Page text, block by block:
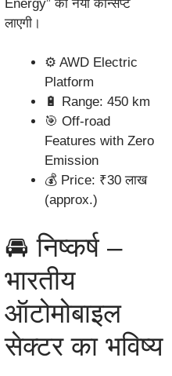
Energy” का नया कॉन्सेप्ट
लाएगी।
⚙️ AWD Electric
Platform
🔋 Range: 450 km
🎯 Off-road
Features with Zero
Emission
💰 Price: ₹30 लाख
(approx.)
🚘 निष्कर्ष –
भारतीय
ऑटोमोबाइल
सेक्टर का भविष्य